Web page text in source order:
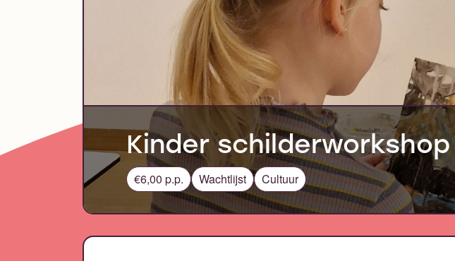
Kinder schilderworkshop
€6,00 p.p. Wachtlijst Cultuur